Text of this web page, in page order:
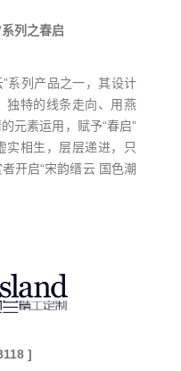
列之春启
系列产品之一，其设计
独特的线条走向、用燕
元素运用，赋予“春启”
实相生，层层递进，只
开启“宋韵缙云 国色潮
]